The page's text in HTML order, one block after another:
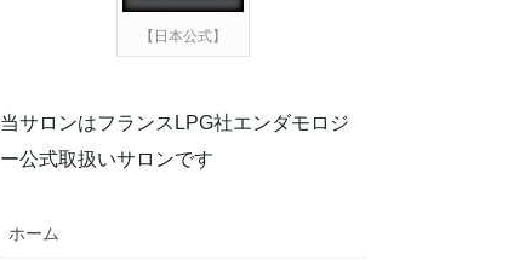
【日本公式】
当サロンはフランスLPG社エンダモロジ
ー公式取扱いサロンです
ホーム